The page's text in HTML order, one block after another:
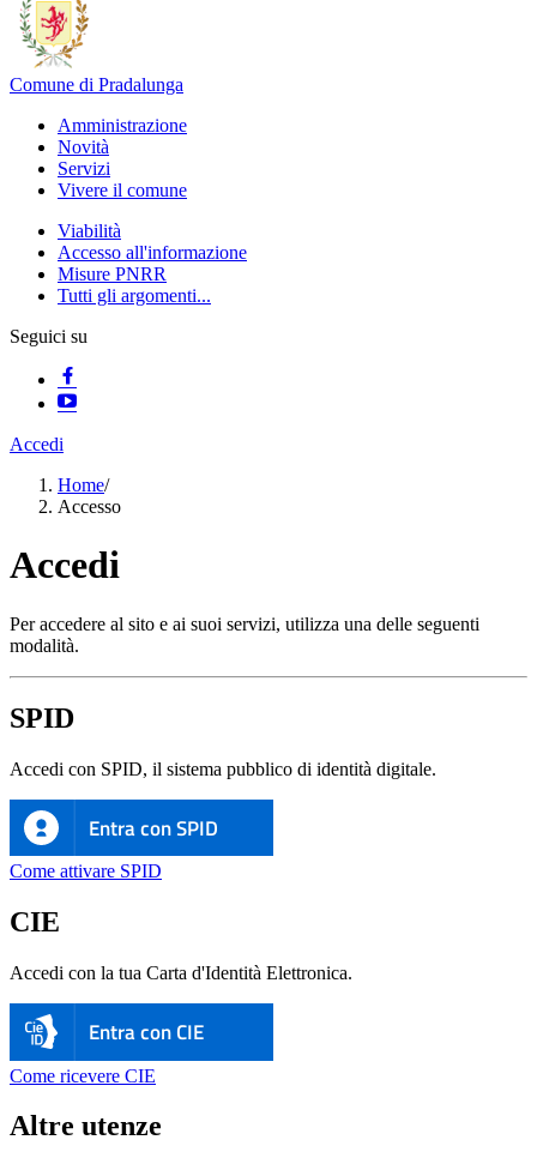
Comune di Pradalunga
Amministrazione
Novità
Servizi
Vivere il comune
Viabilità
Accesso all'informazione
Misure PNRR
Tutti gli argomenti...
Seguici su
Accedi
Home/
Accesso
Accedi
Per accedere al sito e ai suoi servizi, utilizza una delle seguenti
modalità.
SPID
Accedi con SPID, il sistema pubblico di identità digitale.
Entra con SPID
Come attivare SPID
CIE
Accedi con la tua Carta d'Identità Elettronica.
Entra con CIE
Come ricevere CIE
Altre utenze